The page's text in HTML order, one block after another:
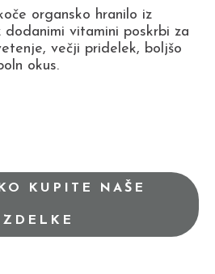
organsko hranilo iz
dodanimi vitamini poskrbi za
večji pridelek, boljšo
okus.
KUPITE NAŠE